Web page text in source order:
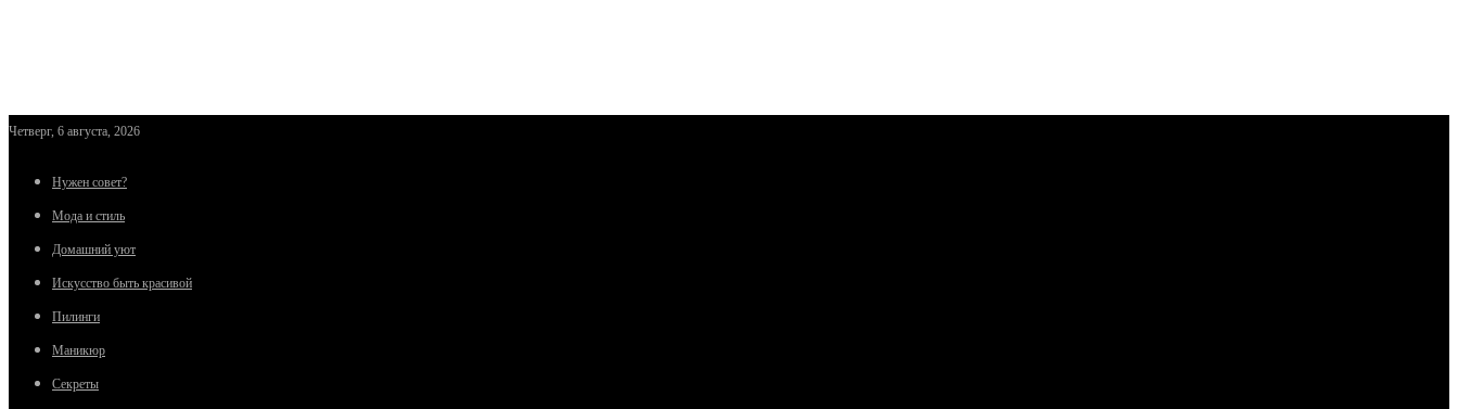
Четверг, 6 августа, 2026
Нужен совет?
Мода и стиль
Домашний уют
Искусство быть красивой
Пилинги
Маникюр
Секреты